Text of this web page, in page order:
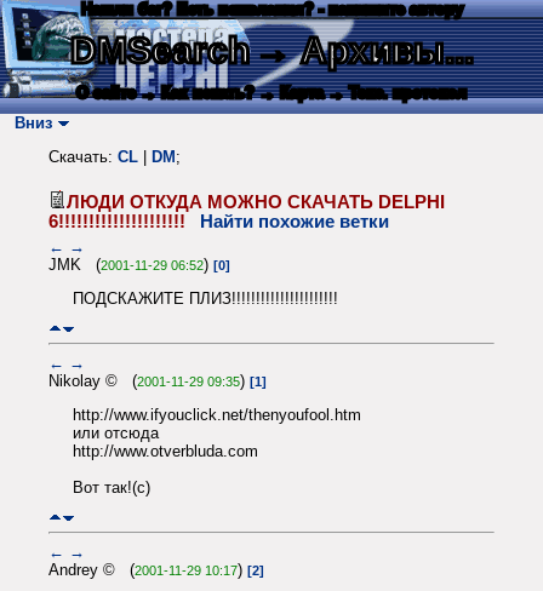
Нашли баг? Есть пожелания? - напишите автору
DMSearch→ Архивы...
О сайте → Как искать? → Карта → Текс. протокол
Вниз
Скачать: CL DM ;
ЛЮДИ ОТКУДА МОЖНО СКАЧАТЬ DELPHI
6!!!!!!!!!!!!!!!!!!!!!
Найти похожие ветки
← →
JMK (2001-11-29 06:52) [0]
ПОДСКАЖИТЕ ПЛИЗ!!!!!!!!!!!!!!!!!!!!!!
← →
Nikolay © (2001-11-29 09:35) [1]
http://www.ifyouclick.net/thenyoufool.htm
или отсюда
http://www.otverbluda.com
Вот так!(с)
← →
Andrey © (2001-11-29 10:17) [2]